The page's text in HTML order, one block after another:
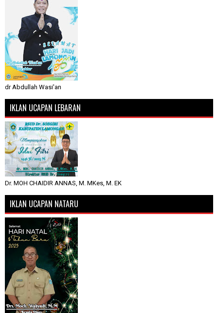
dr Abdullah Wasi'an
IKLAN UCAPAN LEBARAN
Dr. MOH CHAIDIR ANNAS, M. MKes, M. EK
IKLAN UCAPAN NATARU